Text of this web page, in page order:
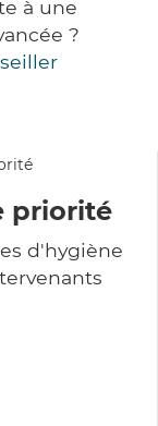
à une
?
priorité
d'hygiène